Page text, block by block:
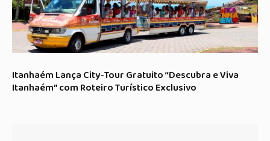
Itanhaém Lança City-Tour Gratuito “Descubra e Viva
Itanhaém” com Roteiro Turístico Exclusivo